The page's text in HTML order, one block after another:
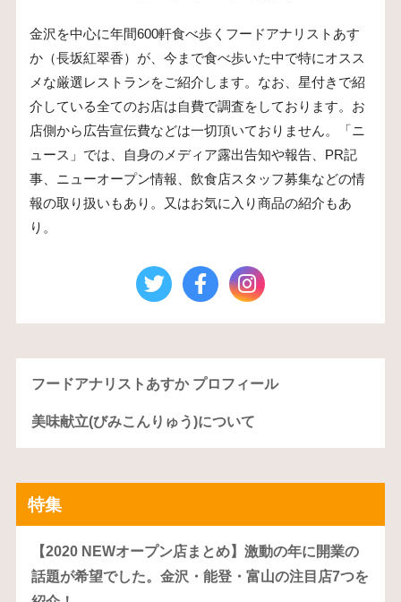
金沢を中心に年間600軒食べ歩くフードアナリストあす
か（長坂紅翠香）が、今まで食べ歩いた中で特にオスス
メな厳選レストランをご紹介します。なお、星付きで紹
介している全てのお店は自費で調査をしております。お
店側から広告宣伝費などは一切頂いておりません。「ニ
ュース」では、自身のメディア露出告知や報告、PR記
事、ニューオープン情報、飲食店スタッフ募集などの情
報の取り扱いもあり。又はお気に入り商品の紹介もあ
り。
フードアナリストあすか プロフィール
美味献立(びみこんりゅう)について
特集
【2020 NEWオープン店まとめ】激動の年に開業の
話題が希望でした。金沢・能登・富山の注目店7つを